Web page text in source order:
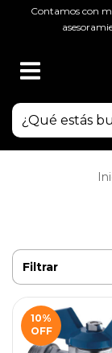
Contamos con
Filtrar
10%
OFF